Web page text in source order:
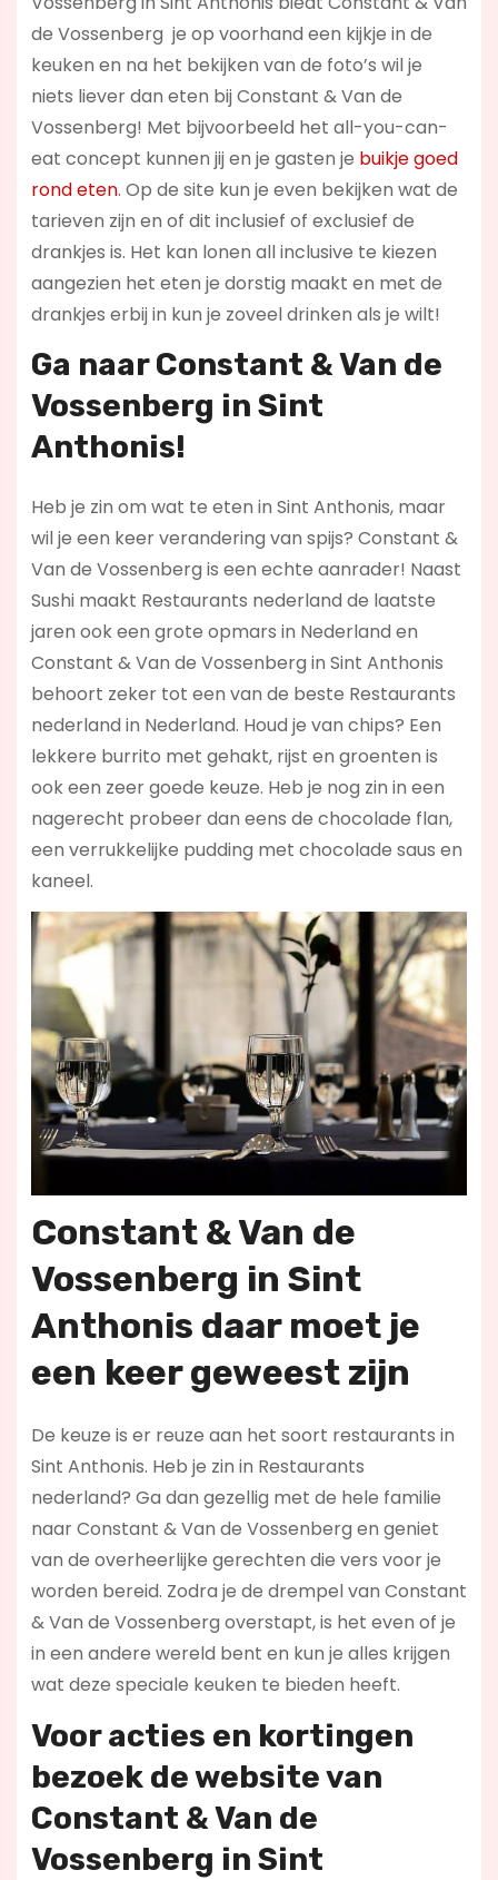
de Vossenberg je op voorhand een kijkje in de
keuken en na het bekijken van de foto’s wil je
niets liever dan eten bij Constant & Van de
Vossenberg! Met bijvoorbeeld het all-you-can-
eat concept kunnen jij en je gasten je buikje goed
rond eten. Op de site kun je even bekijken wat de
tarieven zijn en of dit inclusief of exclusief de
drankjes is. Het kan lonen all inclusive te kiezen
aangezien het eten je dorstig maakt en met de
drankjes erbij in kun je zoveel drinken als je wilt!
Ga naar Constant & Van de
Vossenberg in Sint
Anthonis!
Heb je zin om wat te eten in Sint Anthonis, maar
wil je een keer verandering van spijs? Constant &
Van de Vossenberg is een echte aanrader! Naast
Sushi maakt Restaurants nederland de laatste
jaren ook een grote opmars in Nederland en
Constant & Van de Vossenberg in Sint Anthonis
behoort zeker tot een van de beste Restaurants
nederland in Nederland. Houd je van chips? Een
lekkere burrito met gehakt, rijst en groenten is
ook een zeer goede keuze. Heb je nog zin in een
nagerecht probeer dan eens de chocolade flan,
een verrukkelijke pudding met chocolade saus en
kaneel.
Constant & Van de
Vossenberg in Sint
Anthonis daar moet je
een keer geweest zijn
De keuze is er reuze aan het soort restaurants in
Sint Anthonis. Heb je zin in Restaurants
nederland? Ga dan gezellig met de hele familie
naar Constant & Van de Vossenberg en geniet
van de overheerlijke gerechten die vers voor je
worden bereid. Zodra je de drempel van Constant
& Van de Vossenberg overstapt, is het even of je
in een andere wereld bent en kun je alles krijgen
wat deze speciale keuken te bieden heeft.
Voor acties en kortingen
bezoek de website van
Constant & Van de
Vossenberg in Sint